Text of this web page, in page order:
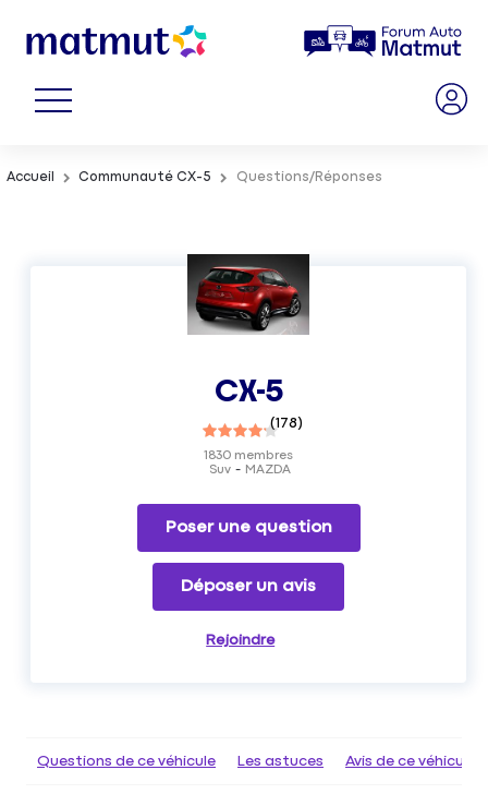
Accueil Communauté CX-5 Questions/Réponses
CX-5
(178)
Suv MAZDA
1830 membres
Poser une question
Déposer un avis
Rejoindre
Questions de ce véhicule Les astuces Avis de ce véhicule